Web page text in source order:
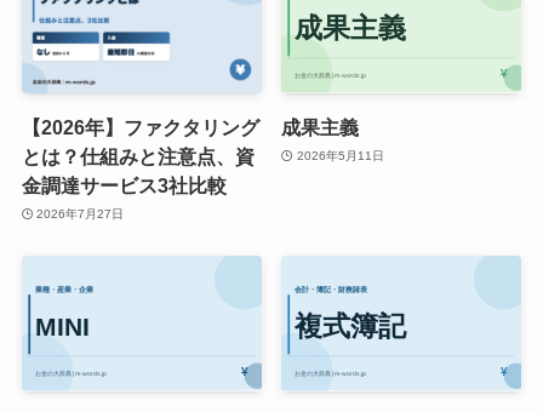
【2026年】ファクタリング
とは？仕組みと注意点、資
金調達サービス3社比較
2026年7月27日
成果主義
2026年5月11日